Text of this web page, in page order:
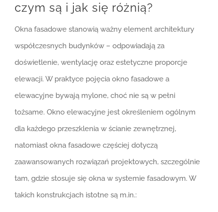
czym są i jak się różnią?
Okna fasadowe stanowią ważny element architektury
współczesnych budynków – odpowiadają za
doświetlenie, wentylację oraz estetyczne proporcje
elewacji. W praktyce pojęcia okno fasadowe a
elewacyjne bywają mylone, choć nie są w pełni
tożsame. Okno elewacyjne jest określeniem ogólnym
dla każdego przeszklenia w ścianie zewnętrznej,
natomiast okna fasadowe częściej dotyczą
zaawansowanych rozwiązań projektowych, szczególnie
tam, gdzie stosuje się okna w systemie fasadowym. W
takich konstrukcjach istotne są m.in.: